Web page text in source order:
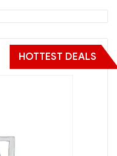
HOTTEST DEALS